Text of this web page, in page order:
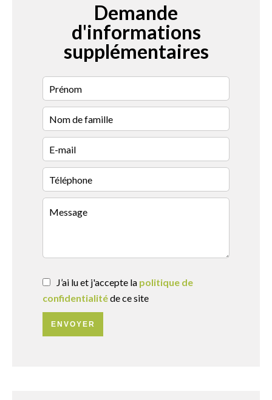
Demande
d'informations
supplémentaires
J’ai lu et j'accepte la politique de
confidentialitéde ce site
ENVOYER